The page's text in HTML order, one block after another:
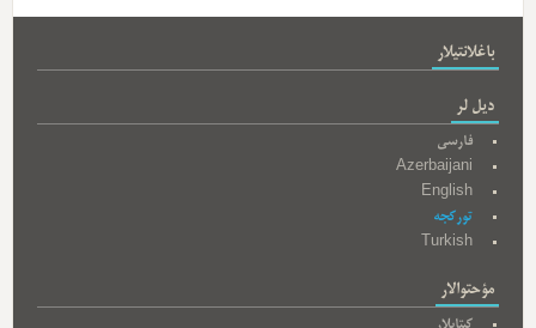
باغلانتیلار
دیل لر
فارسی
Azerbaijani
English
تورکجه
Turkish
مؤحتوالار
کیتابلار